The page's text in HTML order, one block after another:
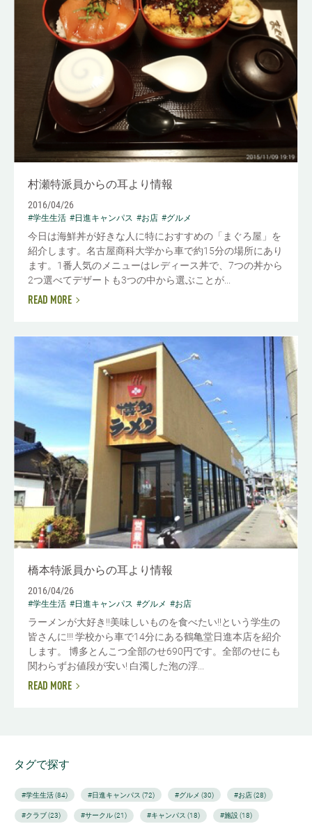
村瀬特派員からの耳より情報
2016/04/26
#学生生活 #日進キャンパス #お店 #グルメ
今日は海鮮丼が好きな人に特におすすめの「まぐろ屋」を
紹介します。名古屋商科大学から車で約15分の場所にあり
ます。1番人気のメニューはレディース丼で、7つの丼から
2つ選べてデザートも3つの中から選ぶことが...
READ MORE
橋本特派員からの耳より情報
2016/04/26
#学生生活 #日進キャンパス #グルメ #お店
ラーメンが大好き!!美味しいものを食べたい!!という学生の
皆さんに!!! 学校から車で14分にある鶴亀堂日進本店を紹介
します。 博多とんこつ全部のせ690円です。全部のせにも
関わらずお値段が安い! 白濁した泡の浮...
READ MORE
タグで探す
#学生生活 (84) #日進キャンパス (72) #グルメ (30) #お店 (28)
#クラブ (23) #サークル (21) #キャンパス (18) #施設 (18)